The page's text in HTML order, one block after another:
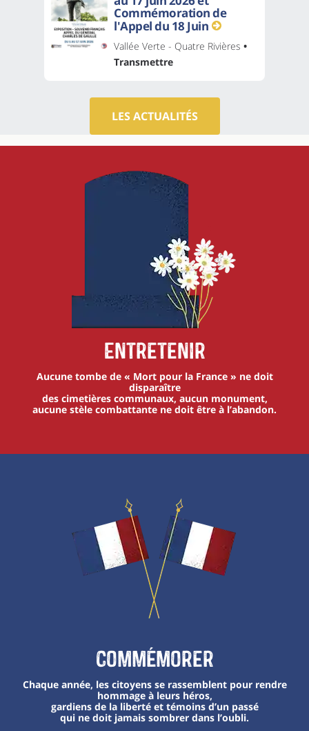
Commémoration de
l'Appel du 18 Juin
Vallée Verte - Quatre Rivières •
Transmettre
LES ACTUALITÉS
Entretenir
Aucune tombe de « Mort pour la France » ne doit
disparaître
des cimetières communaux, aucun monument,
aucune stèle combattante ne doit être à l’abandon.
Commémorer
Chaque année, les citoyens se rassemblent pour rendre
hommage à leurs héros,
gardiens de la liberté et témoins d’un passé
qui ne doit jamais sombrer dans l’oubli.